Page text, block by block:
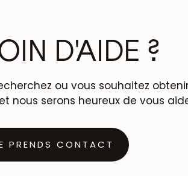
D'AIDE ?
ou vous souhaitez
nous serons heureux de vous
PRENDS CONTACT